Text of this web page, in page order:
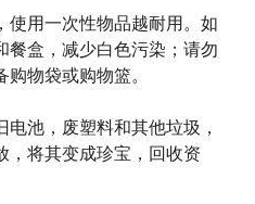
使用一次性物品越耐用。如
餐盒，减少白色污染；请勿
物袋或购物篮。
池，废塑料和其他垃圾，
，将其变成珍宝，回收资